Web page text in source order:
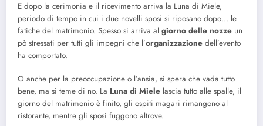
E dopo la cerimonia e il ricevimento arriva la Luna di Miele,
periodo di tempo in cui i due novelli sposi si riposano dopo… le
fatiche del matrimonio. Spesso si arriva al giorno delle nozze un
pò stressati per tutti gli impegni che l’organizzazione dell’evento
ha comportato.
O anche per la preoccupazione o l’ansia, si spera che vada tutto
bene, ma si teme di no. La Luna di Miele lascia tutto alle spalle, il
giorno del matrimonio è finito, gli ospiti magari rimangono al
ristorante, mentre gli sposi fuggono altrove.